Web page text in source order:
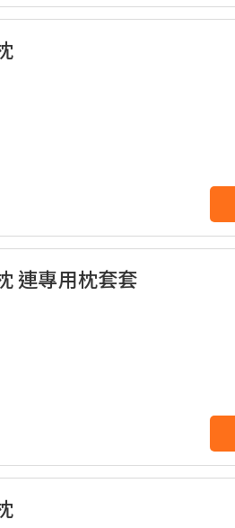
連專用枕套套